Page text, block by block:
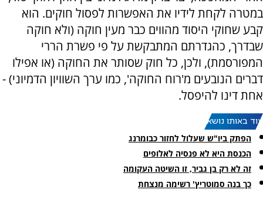
במטרה לקחת לידיו את האפשרות לפסול חוקים. הוא
קבע שחוקי היסוד מהווים כבר מעין חוקה (ולא חוקה
שבדרך, כהגדרתם המתבקשת על פי פשרת הררי
המפורסמת), ולכן, כל חוק שסותר את החוקה (או אפילו
דברים הנובעים מ'רוח החוקה', כמו ערך השוויון הדמיוני) -
אחת דינו להיפסל.
עוד באותו נושא:
הפתק ביו"ש שעלול לחזור כבומרנג
הכנסת היא לא פנסיה לאלופים
זה לא רק בן גביר, זו השיטה העקומה
כך בנה סמוטריץ' רשימה מנצחת